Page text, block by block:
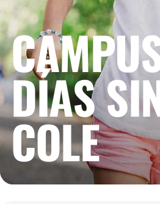
DÍAS
COLE